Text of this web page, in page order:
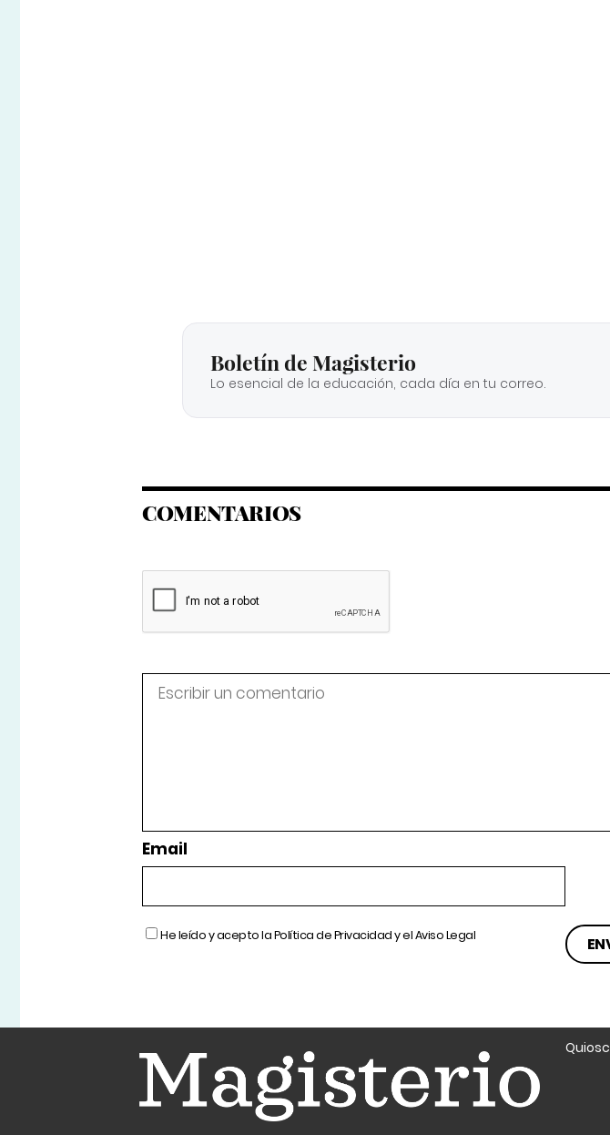
Boletín de Magisterio
Lo esencial de la educación, cada día en tu correo.
COMENTARIOS
Email
He leído y acepto laPolítica de Privacidady elAviso Legal